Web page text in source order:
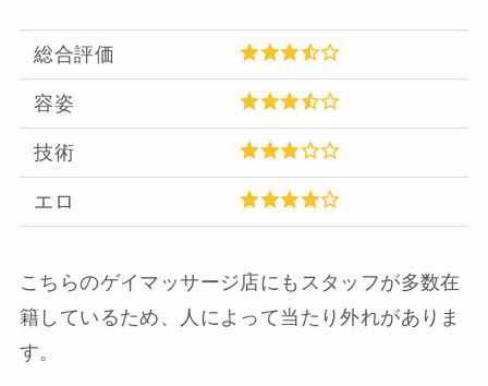
総合評価
容姿
技術
エロ
こちらのゲイマッサージ店にもスタッフが多数在
籍しているため、人によって当たり外れがありま
す。